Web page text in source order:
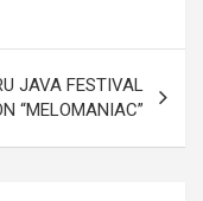
JAVA FESTIVAL
“MELOMANIAC”